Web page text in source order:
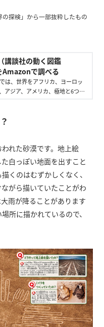
探検」から一部抜粋したもの
講談社の動く図鑑
Amazonで調べる
は、世界をアフリカ、ヨーロッ
アジア、アメリカ、極地と6つの
れた砂漠です。地上絵
白っぽい地面を出すこと
くのはむずかしくなく、
がら描いていたことがわ
雨が降ることがあります
所に描かれているので、